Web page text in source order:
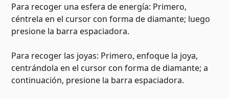
Para recoger una esfera de energía: Primero,
céntrela en el cursor con forma de diamante; luego
presione la barra espaciadora.
Para recoger las joyas: Primero, enfoque la joya,
centrándola en el cursor con forma de diamante; a
continuación, presione la barra espaciadora.